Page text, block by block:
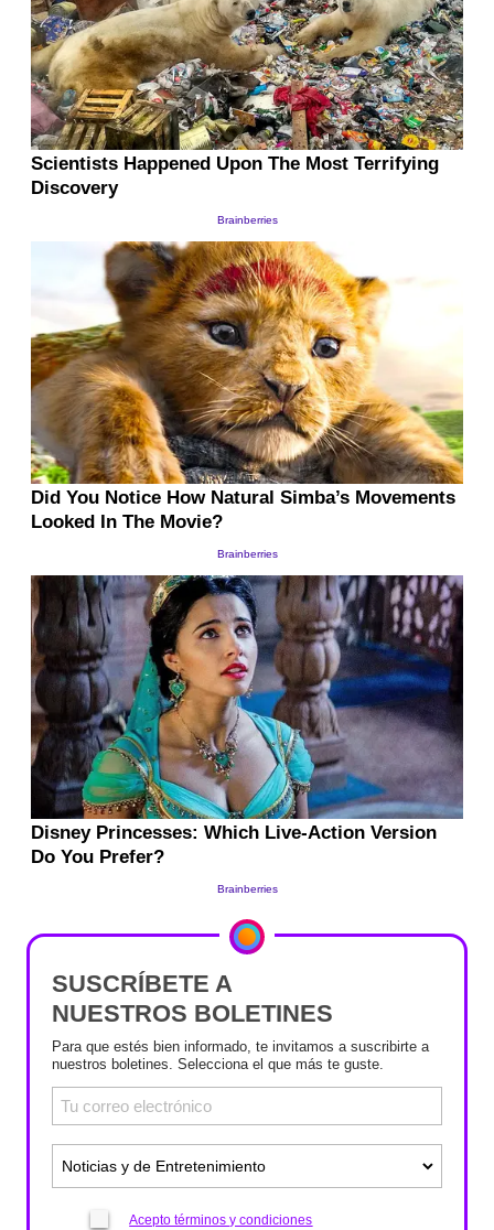
SUSCRÍBETE A
NUESTROS BOLETINES
Para que estés bien informado, te invitamos a suscribirte a
nuestros boletines. Selecciona el que más te guste.
Acepto términos y condiciones